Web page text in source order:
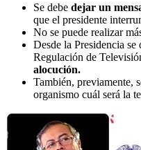
Se debe dejar un
que el presidente
No se puede realizar
Desde la Presidencia
Regulación de
alocución.
También, previamente,
organismo cuál será la